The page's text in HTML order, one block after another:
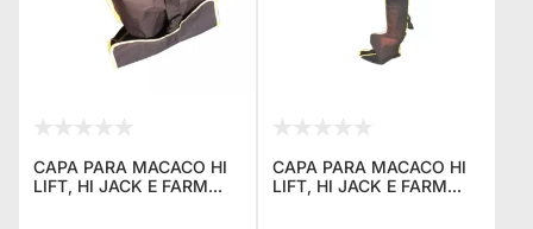
CAPA PARA MACACO HI
LIFT, HI JACK E FARM
CAPA PARA MACACO HI
LIFT, HI JACK E FARM